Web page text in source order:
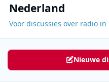
Nederland
Voor discussies over radio
Nieuwe